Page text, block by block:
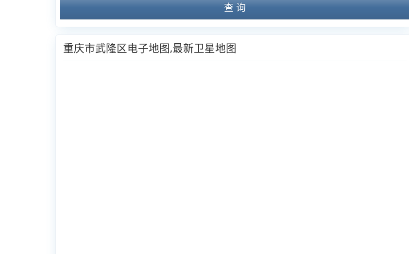
查 询
重庆市武隆区电子地图,最新卫星地图